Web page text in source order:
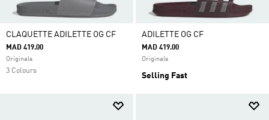
CLAQUETTE ADILETTE OG CF
MAD 419.00
Originals
3 Colours
ADILETTE OG CF
MAD 419.00
Originals
Selling Fast